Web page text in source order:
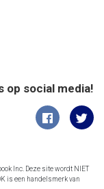
op social media!
Inc. Deze site wordt NIET
is een handelsmerk van